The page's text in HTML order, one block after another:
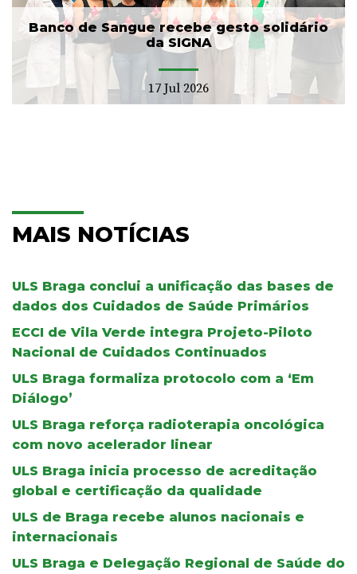
Banco de Sangue recebe gesto solidário
da SIGNA
17 Jul 2026
MAIS NOTÍCIAS
ULS Braga conclui a unificação das bases de
dados dos Cuidados de Saúde Primários
ECCI de Vila Verde integra Projeto-Piloto
Nacional de Cuidados Continuados
ULS Braga formaliza protocolo com a ‘Em
Diálogo’
ULS Braga reforça radioterapia oncológica
com novo acelerador linear
ULS Braga inicia processo de acreditação
global e certificação da qualidade
ULS de Braga recebe alunos nacionais e
internacionais
ULS Braga e Delegação Regional de Saúde do